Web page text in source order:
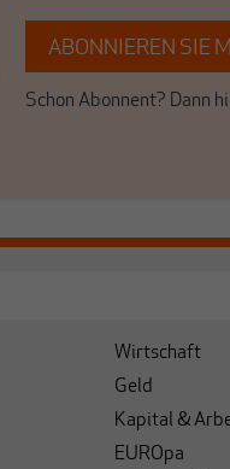
ABONNIEREN SIE
Schon Abonnent? Dann
Wirtschaft
Geld
Kapital &
EUROpa